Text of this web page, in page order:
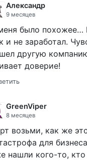
Александр
9 месяцев
было похожее…
и не заработал.
другую
доверие!
GreenViper
8 месяцев
возьми, как же
для
нашли кого-то,